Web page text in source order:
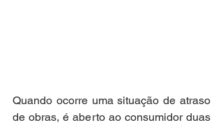
Quando ocorre uma situação de atraso
de obras, é aberto ao consumidor duas